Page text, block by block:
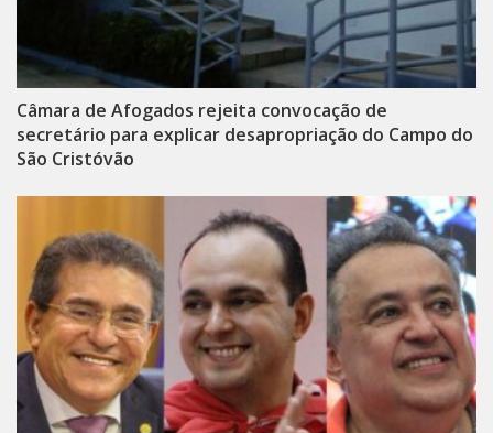
Câmara de Afogados rejeita convocação de
secretário para explicar desapropriação do Campo do
São Cristóvão